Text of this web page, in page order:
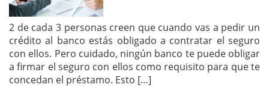
2 de cada 3 personas creen que cuando vas a pedir un
crédito al banco estás obligado a contratar el seguro
con ellos. Pero cuidado, ningún banco te puede obligar
a firmar el seguro con ellos como requisito para que te
concedan el préstamo. Esto […]